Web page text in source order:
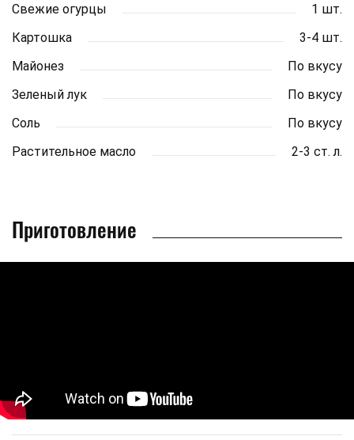
Свежие огурцы
1 шт.
Картошка
3-4 шт.
Майонез
По вкусу
Зеленый лук
По вкусу
Соль
По вкусу
Растительное масло
2-3 ст. л.
Приготовление